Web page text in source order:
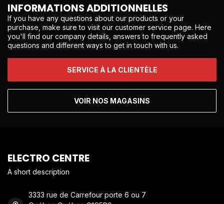
INFORMATIONS ADDITIONNELLES
If you have any questions about our products or your
purchase, make sure to visit our customer service page. Here
you'll find our company details, answers to frequently asked
questions and different ways to get in touch with us.
SERVICE À LA CLIENTÈLE
VOIR NOS MAGASINS
ELECTRO CENTRE
A short description
3333 rue de Carrefour porte 6 ou 7